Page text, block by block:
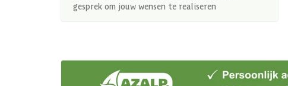
gesprek om jouw wensen te realiseren